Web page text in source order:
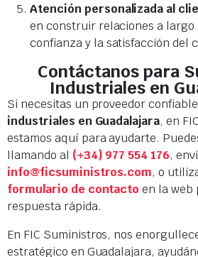
Atención personalizada al
en construir relaciones a largo
confianza y la satisfacción del
Contáctanos para
Industriales en
Si necesitas un proveedor
industriales en Guadalajara, en
estamos aquí para ayudarte.
llamando al (+34) 977 554 176,
info@ficsuministros.com, o
formulario de contacto en la web
respuesta rápida.
En FIC Suministros, nos
estratégico en Guadalajara,